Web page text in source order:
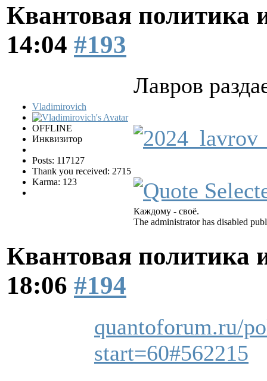
Квантовая политика
14:04 #193
Vladimirovich
OFFLINE
Инквизитор
Posts: 117127
Thank you received: 2715
Karma: 123
Лавров
Каждому - своё.
The administrator has disabled
Квантовая политика
18:06 #194
quantoforum.ru/
start=60#562215